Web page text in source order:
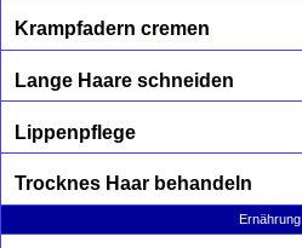
Krampfadern cremen
Lange Haare schneiden
Lippenpflege
Trocknes Haar behandeln
Ernährung